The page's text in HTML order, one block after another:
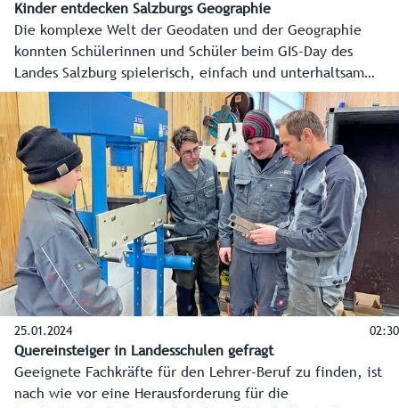
Kinder entdecken Salzburgs Geographie
Die komplexe Welt der Geodaten und der Geographie
konnten Schülerinnen und Schüler beim GIS-Day des
Landes Salzburg spielerisch, einfach und unterhaltsam
kennenlernen. Die Kinder haben gebastelt, gepuzzelt,
gemalt und sind auf digitale Schnitzeljagd gegangen.
25.01.2024 02:30
Quereinsteiger in Landesschulen gefragt
Geeignete Fachkräfte für den Lehrer-Beruf zu finden, ist
nach wie vor eine Herausforderung für die